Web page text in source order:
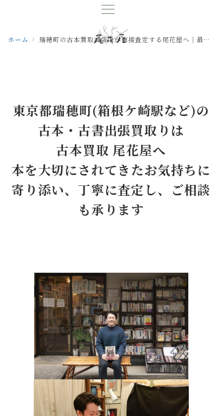
ホーム 瑞穂町の古本買取は店主が直接査定する尾花屋へ｜最短即日対応・出張買取◎
東京都瑞穂町(箱根ケ崎駅など)の
古本・古書出張買取りは
古本買取 尾花屋へ
本を大切にされてきたお気持ちに
寄り添い、丁寧に査定し、ご相談
も承ります